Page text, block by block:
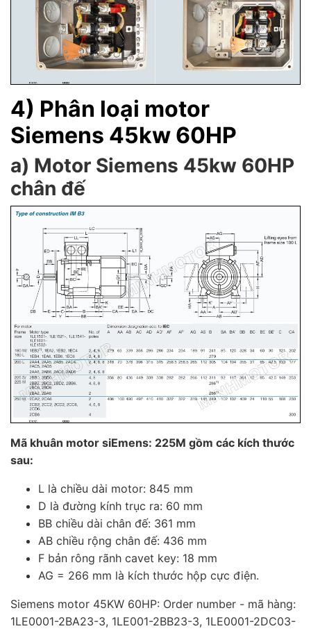
4) Phân loại motor
Siemens 45kw 60HP
a) Motor Siemens 45kw 60HP
chân đế
Mã khuân motor siEmens: 225M gồm các kích thước
sau:
L là chiều dài motor: 845 mm
D là đường kính trục ra: 60 mm
BB chiều dài chân đế: 361 mm
AB chiều rộng chân đế: 436 mm
F bản rông rãnh cavet key: 18 mm
AG = 266 mm là kích thước hộp cực điện.
Siemens motor 45KW 60HP: Order number - mã hàng:
1LE0001-2BA23-3, 1LE001-2BB23-3, 1LE0001-2DC03-